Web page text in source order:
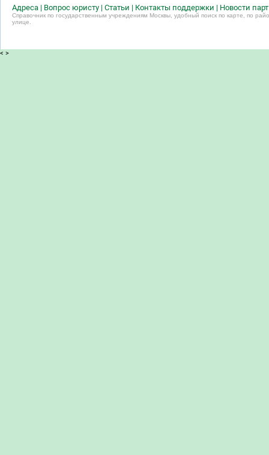
Адреса | Вопрос юристу | Статьи | Контакты поддержки | Новости
Справочник по государственным учреждениям Москвы, удобный поиск по карте, по
улице.
< >